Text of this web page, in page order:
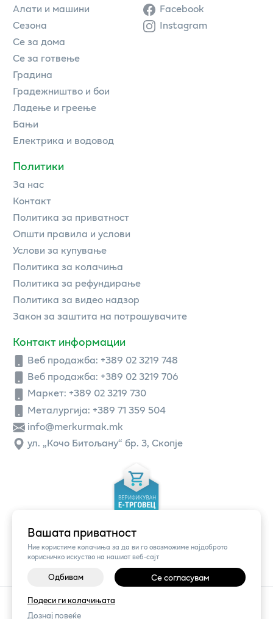
Вашата приватност
Ние користиме колачиња за да ви го овозможиме најдоброто
корисничко искуство на нашиот веб-сајт
Одбивам Се согласувам
Подеси ги колачињата
Дознај повеќе
Алати и машини
Сезона
Се за дома
Се за готвење
Градина
Градежништво и бои
Ладење и греење
Бањи
Електрика и водовод
Политики
За нас
Контакт
Политика за приватност
Општи правила и услови
Услови за купување
Политика за колачиња
Политика за рефундирање
Политика за видео надзор
Закон за заштита на потрошувачите
Контакт информации
Веб продажба: +389 02 3219 748
Веб продажба: +389 02 3219 706
Маркет: +389 02 3219 730
Металургија: +389 71 359 504
info@merkurmak.mk
ул. „Кочо Битољану“ бр. 3, Скопје
Facebook
Instagram
©2026
Поставки за колачиња